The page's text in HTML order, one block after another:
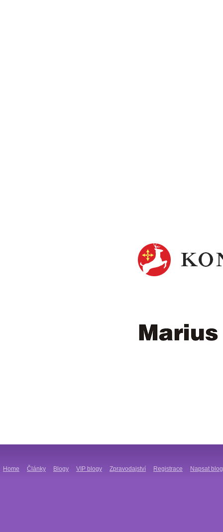
Home Články Blogy VIP blogy Zpravodajství Registrace Napsat blog